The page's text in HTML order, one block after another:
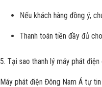
Nếu khách hàng đồng ý,
Thanh toán tiền đầy đủ
5. Tại sao thanh lý máy phát
Máy phát điện Đông Nam Á tự